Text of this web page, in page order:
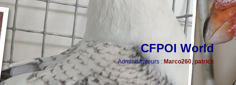
CFPOI World
Administrateurs : Marco260, patrick